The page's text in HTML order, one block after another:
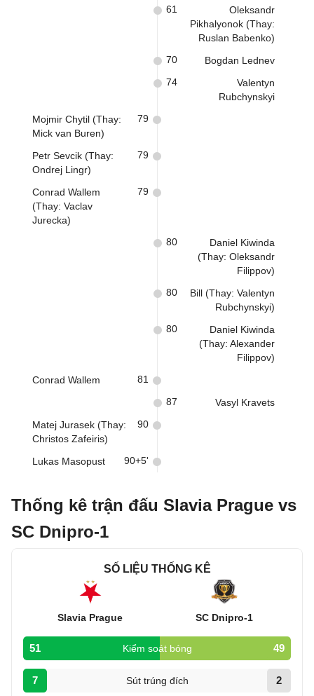
Oleksandr
Pikhalyonok (Thay:
Ruslan Babenko)
61
Bogdan Lednev
70
Valentyn
Rubchynskyi
74
Mojmir Chytil (Thay:
Mick van Buren)
79
Petr Sevcik (Thay:
Ondrej Lingr)
79
Conrad Wallem
(Thay: Vaclav
Jurecka)
79
Daniel Kiwinda
(Thay: Oleksandr
Filippov)
80
Bill (Thay: Valentyn
Rubchynskyi)
80
Daniel Kiwinda
(Thay: Alexander
Filippov)
80
Conrad Wallem 81
Vasyl Kravets
87
Matej Jurasek (Thay:
Christos Zafeiris)
90
Lukas Masopust 90+5'
Thống kê trận đấu Slavia Prague vs
SC Dnipro-1
SỐ LIỆU THỐNG KÊ
Slavia Prague SC Dnipro-1
51 Kiểm soát bóng 49
7 Sút trúng đích 2